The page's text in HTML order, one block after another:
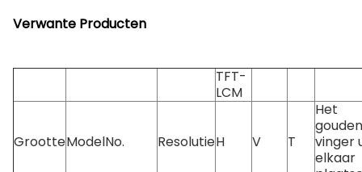
Verwante Producten
TFT-
LCM
GrootteModelNo. ResolutieH V T
Het
gouden
vinger
elkaar